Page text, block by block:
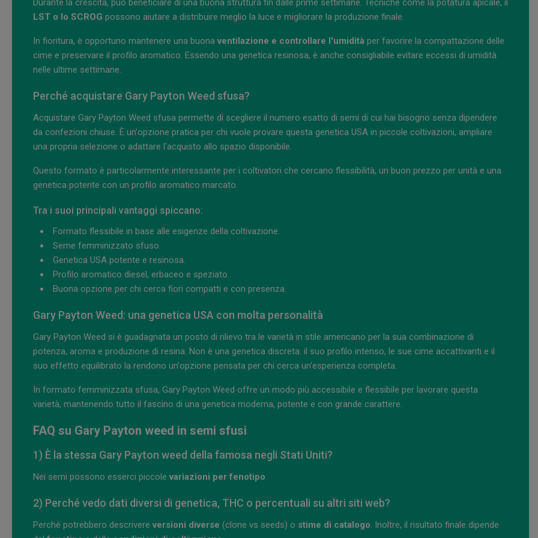
Durante la crescita, può beneficiare di una buona struttura fin dalle prime settimane. Tecniche come la potatura apicale, il
LST o lo SCROG possono aiutare a distribuire meglio la luce e migliorare la produzione finale.
In fioritura, è opportuno mantenere una buona ventilazione e controllare l'umidità per favorire la compattazione delle
cime e preservare il profilo aromatico. Essendo una genetica resinosa, è anche consigliabile evitare eccessi di umidità
nelle ultime settimane.
Perché acquistare Gary Payton Weed sfusa?
Acquistare Gary Payton Weed sfusa permette di scegliere il numero esatto di semi di cui hai bisogno senza dipendere
da confezioni chiuse. È un'opzione pratica per chi vuole provare questa genetica USA in piccole coltivazioni, ampliare
una propria selezione o adattare l'acquisto allo spazio disponibile.
Questo formato è particolarmente interessante per i coltivatori che cercano flessibilità, un buon prezzo per unità e una
genetica potente con un profilo aromatico marcato.
Tra i suoi principali vantaggi spiccano:
Formato flessibile in base alle esigenze della coltivazione.
Seme femminizzato sfuso.
Genetica USA potente e resinosa.
Profilo aromatico diesel, erbaceo e speziato.
Buona opzione per chi cerca fiori compatti e con presenza.
Gary Payton Weed: una genetica USA con molta personalità
Gary Payton Weed si è guadagnata un posto di rilievo tra le varietà in stile americano per la sua combinazione di
potenza, aroma e produzione di resina. Non è una genetica discreta: il suo profilo intenso, le sue cime accattivanti e il
suo effetto equilibrato la rendono un'opzione pensata per chi cerca un'esperienza completa.
In formato femminizzata sfusa, Gary Payton Weed offre un modo più accessibile e flessibile per lavorare questa
varietà, mantenendo tutto il fascino di una genetica moderna, potente e con grande carattere.
FAQ su Gary Payton weed in semi sfusi
1) È la stessa Gary Payton weed della famosa negli Stati Uniti?
Nei semi possono esserci piccole variazioni per fenotipo.
2) Perché vedo dati diversi di genetica, THC o percentuali su altri siti web?
Perché potrebbero descrivere versioni diverse (clone vs seeds) o stime di catalogo. Inoltre, il risultato finale dipende